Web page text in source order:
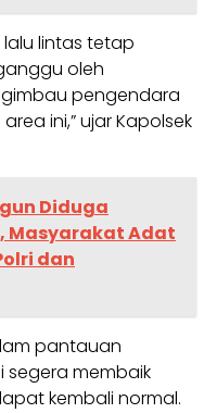
lintas tetap
oleh
pengendara
ini,” ujar Kapolsek
Diduga
Masyarakat Adat
dan
pantauan
segera membaik
kembali normal.